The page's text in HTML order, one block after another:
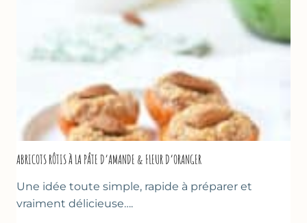
ABRICOTS RÔTIS À LA PÂTE D’AMANDE & FLEUR D’ORANGER
Une idée toute simple, rapide à préparer et
vraiment délicieuse….